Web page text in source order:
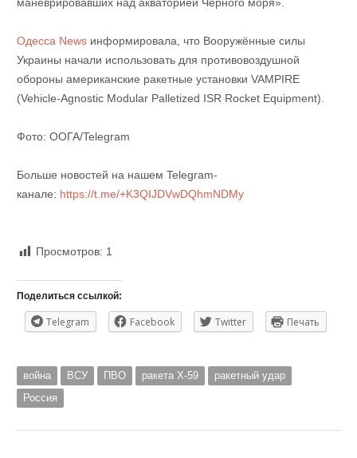
маневрировавших над акваторией Чёрного моря».
Одесса Newsинформировала, что Вооружённые силы
Украины начали использовать для противовоздушной
обороны американские ракетные установки VAMPIRE
(Vehicle-Agnostic Modular Palletized ISR Rocket Equipment).
Фото: ООГА/Telegram
Больше новостей на нашем Telegram-
канале: https://t.me/+K3QIJDVwDQhmNDMy
Просмотров: 1
Поделиться ссылкой:
Telegram Facebook Twitter Печать
война ВСУ ПВО ракета Х-59
ракетный удар
Россия